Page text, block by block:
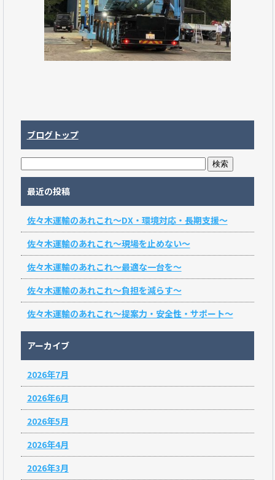
ブログトップ
最近の投稿
佐々木運輸のあれこれ～DX・環境対応・長期支援～
佐々木運輸のあれこれ～現場を止めない～
佐々木運輸のあれこれ～最適な一台を～
佐々木運輸のあれこれ～負担を減らす～
佐々木運輸のあれこれ～提案力・安全性・サポート～
アーカイブ
2026年7月
2026年6月
2026年5月
2026年4月
2026年3月